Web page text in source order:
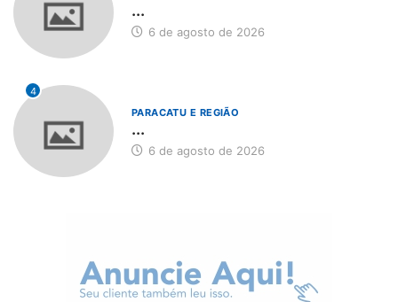
...
6 de agosto de 2026
4
PARACATU E REGIÃO
...
6 de agosto de 2026